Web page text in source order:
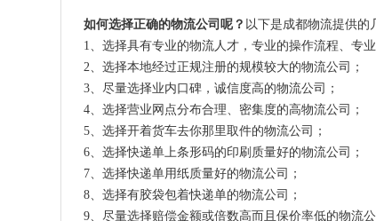
如何选择正确的物流公司呢？ 以下是成都物流提供的
1、选择具有专业的物流人才，专业的操作流程、专
2、选择本地经过正规注册的规模较大的物流公司；
3、尽量选择业内口碑，诚信度高的物流公司；
4、选择营业网点分布合理、密集度的高物流公司；
5、选择开着货车去你那里取件的物流公司；
6、选择快递单上条形码的印刷质量好的物流公司；
7、选择快递单用纸质量好的物流公司；
8、选择有胶袋包着快递单的物流公司；
9、尽量选择赔偿金额或倍数高而且保价率低的物流公